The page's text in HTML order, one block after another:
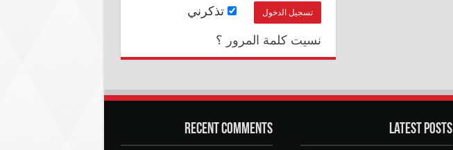
تذكرني
نسيت كلمة المرور ؟
Latest Posts
Recent Comments